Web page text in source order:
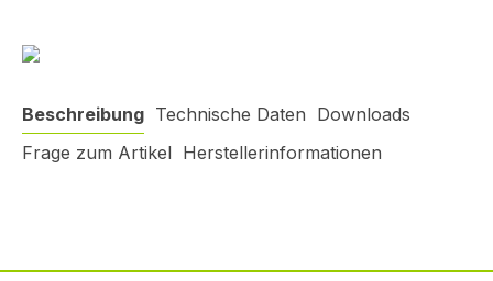
Beschreibung Technische Daten Downloads
Frage zum Artikel Herstellerinformationen